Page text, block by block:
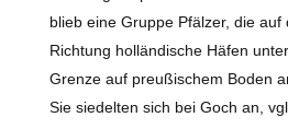
blieb eine Gruppe Pfälzer, die auf
Richtung holländische Häfen
Grenze auf preußischem Boden
Sie siedelten sich bei Goch an,